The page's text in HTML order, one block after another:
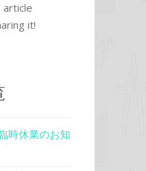
article
it!
時休業のお知